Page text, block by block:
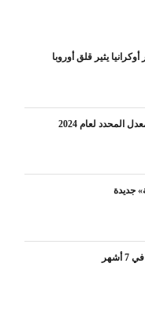
يثير قلق أوروبا
المحدد لعام 2024
جديدة